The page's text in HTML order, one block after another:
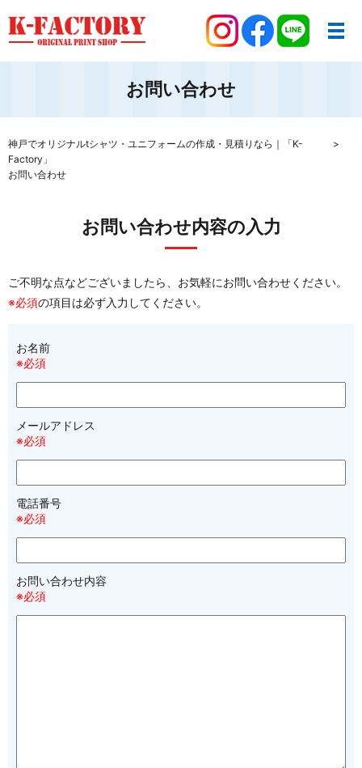
お問い合わせ
神戸でオリジナルtシャツ・ユニフォームの作成・見積りなら｜「K-
Factory」
お問い合わせ
お問い合わせ内容の入力
ご不明な点などございましたら、お気軽にお問い合わせください。
※必須の項目は必ず入力してください。
お名前
※必須
メールアドレス
※必須
電話番号
※必須
お問い合わせ内容
※必須